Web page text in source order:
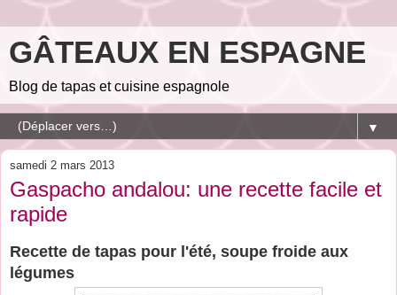
GÂTEAUX EN ESPAGNE
Blog de tapas et cuisine espagnole
▼
samedi 2 mars 2013
Gaspacho andalou: une recette facile et
rapide
Recette de tapas pour l'été, soupe froide aux
légumes